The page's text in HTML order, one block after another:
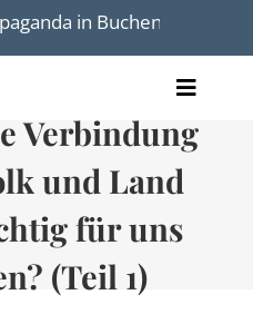
in Buchenwald –
Toggle
Verbindung
und Land
für uns
(Teil 1)